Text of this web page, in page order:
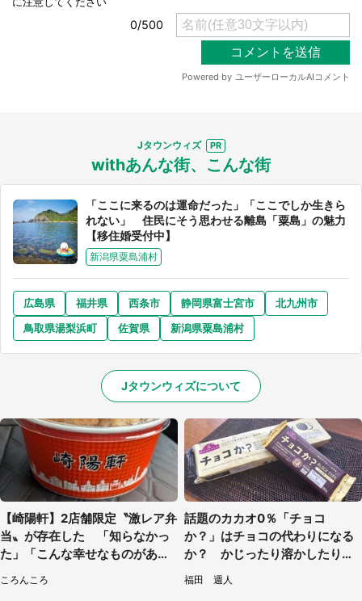
選択する
Jタウンウィズ
withあんな街、こんな街
「ここに来るのは運命だった」「ここでしか生きら
れない」 住民にそう思わせる離島「粟島」の魅力
【移住婚受付中】
新潟県粟島浦村
広島県 福井県 西条市 静岡県富士宮市
北九州市
鳥取県湯梨浜町
佐賀県 新潟県粟島浦村
Jタウンウィズについて
【崎陽軒】2店舗限定〝激レア弁
当〟が存在した 「知らなかっ
た」「こんな幸せなものがあっ
ころんころ
話題のカカオ0％「チョコ
か？」はチョコの代わりになる
か？ かじったり溶かしたりし
て食べてみた
福田 週人